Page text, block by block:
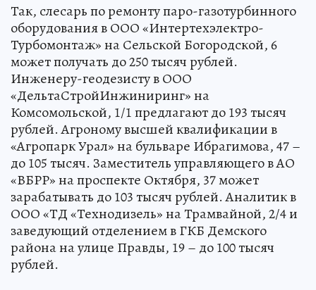
Так, слесарь по ремонту паро-газотурбинного
оборудования в ООО «Интертехэлектро-
Турбомонтаж» на Сельской Богородской, 6
может получать до 250 тысяч рублей.
Инженеру-геодезисту в ООО
«ДельтаСтройИнжиниринг» на
Комсомольской, 1/1 предлагают до 193 тысяч
рублей. Агроному высшей квалификации в
«Агропарк Урал» на бульваре Ибрагимова, 47 –
до 105 тысяч. Заместитель управляющего в АО
«ВБРР» на проспекте Октября, 37 может
зарабатывать до 103 тысяч рублей. Аналитик в
ООО «ТД «Технодизель» на Трамвайной, 2/4 и
заведующий отделением в ГКБ Демского
района на улице Правды, 19 – до 100 тысяч
рублей.